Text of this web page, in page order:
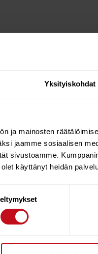
Yksityiskohdat
ja mainosten
jaamme sosiaalisen
sivustoamme.
käyttänyt heidän